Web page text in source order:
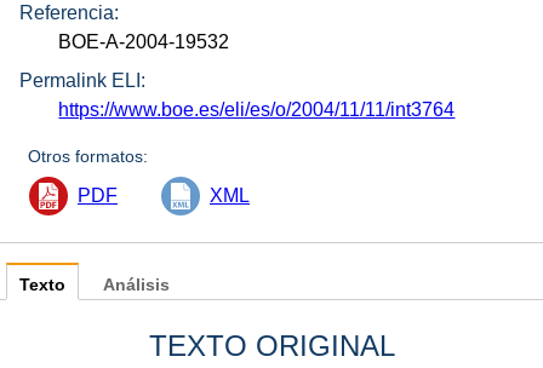
Referencia:
BOE-A-2004-19532
Permalink ELI:
https://www.boe.es/eli/es/o/2004/11/11/int3764
Otros formatos:
PDF XML
Texto
TEXTO ORIGINAL
Análisis